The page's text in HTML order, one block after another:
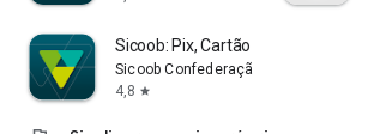
Sicoob: Pix, Cartão e Conta
Sicoob Confederação
4,8 star